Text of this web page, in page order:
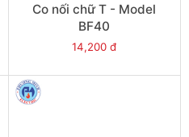
Co nối chữ T - Model
BF40
14,200 đ